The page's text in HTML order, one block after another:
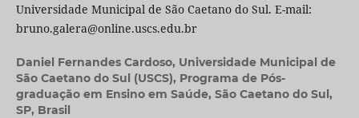
Universidade Municipal de São Caetano do Sul. E-mail:
bruno.galera@online.uscs.edu.br
Daniel Fernandes Cardoso, Universidade Municipal de
São Caetano do Sul (USCS), Programa de Pós-
graduação em Ensino em Saúde, São Caetano do Sul,
SP, Brasil